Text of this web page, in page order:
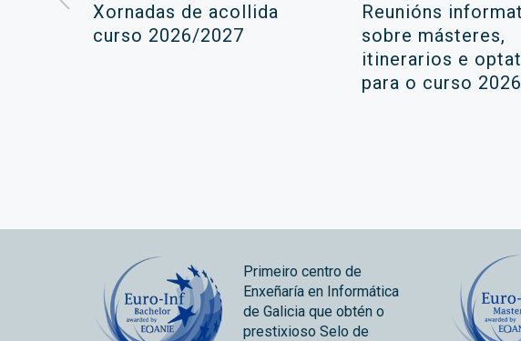
Xornadas de acollida
curso 2026/2027
Reunións
sobre másteres,
itinerarios e
para o curso
Primeiro centro de
Enxeñaría en Informática
de Galicia que obtén o
prestixioso Selo de